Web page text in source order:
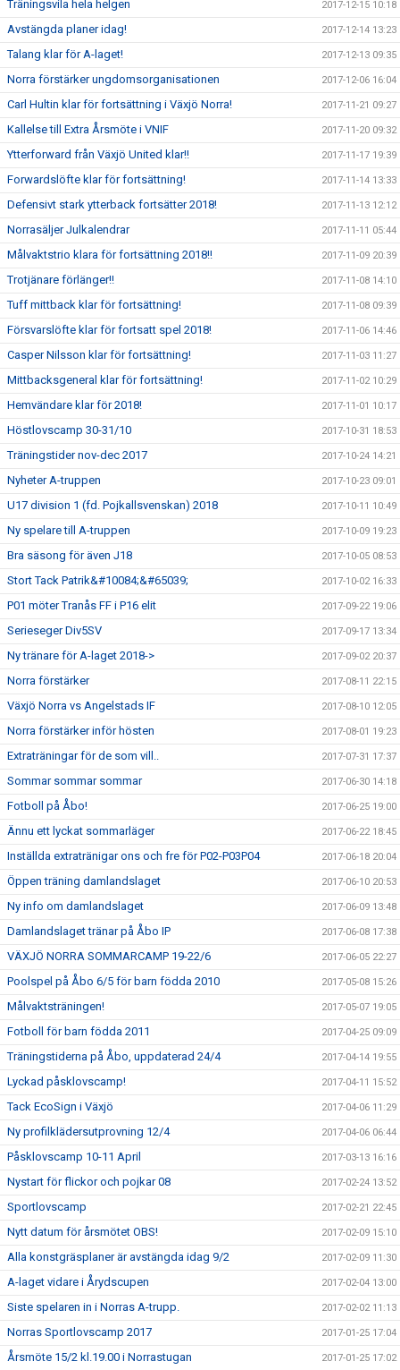
Träningsvila hela helgen 2017-12-15 10:18
Avstängda planer idag! 2017-12-14 13:23
Talang klar för A-laget! 2017-12-13 09:35
Norra förstärker ungdomsorganisationen 2017-12-06 16:04
Carl Hultin klar för fortsättning i Växjö Norra! 2017-11-21 09:27
Kallelse till Extra Årsmöte i VNIF 2017-11-20 09:32
Ytterforward från Växjö United klar!! 2017-11-17 19:39
Forwardslöfte klar för fortsättning! 2017-11-14 13:33
Defensivt stark ytterback fortsätter 2018! 2017-11-13 12:12
Norrasäljer Julkalendrar 2017-11-11 05:44
Målvaktstrio klara för fortsättning 2018!! 2017-11-09 20:39
Trotjänare förlänger!! 2017-11-08 14:10
Tuff mittback klar för fortsättning! 2017-11-08 09:39
Försvarslöfte klar för fortsatt spel 2018! 2017-11-06 14:46
Casper Nilsson klar för fortsättning! 2017-11-03 11:27
Mittbacksgeneral klar för fortsättning! 2017-11-02 10:29
Hemvändare klar för 2018! 2017-11-01 10:17
Höstlovscamp 30-31/10 2017-10-31 18:53
Träningstider nov-dec 2017 2017-10-24 14:21
Nyheter A-truppen 2017-10-23 09:01
U17 division 1 (fd. Pojkallsvenskan) 2018 2017-10-11 10:49
Ny spelare till A-truppen 2017-10-09 19:23
Bra säsong för även J18 2017-10-05 08:53
Stort Tack Patrik&#10084;&#65039; 2017-10-02 16:33
P01 möter Tranås FF i P16 elit 2017-09-22 19:06
Serieseger Div5SV 2017-09-17 13:34
Ny tränare för A-laget 2018-> 2017-09-02 20:37
Norra förstärker 2017-08-11 22:15
Växjö Norra vs Angelstads IF 2017-08-10 12:05
Norra förstärker inför hösten 2017-08-01 19:23
Extraträningar för de som vill.. 2017-07-31 17:37
Sommar sommar sommar 2017-06-30 14:18
Fotboll på Åbo! 2017-06-25 19:00
Ännu ett lyckat sommarläger 2017-06-22 18:45
Inställda extratränigar ons och fre för P02-P03P04 2017-06-18 20:04
Öppen träning damlandslaget 2017-06-10 20:53
Ny info om damlandslaget 2017-06-09 13:48
Damlandslaget tränar på Åbo IP 2017-06-08 17:38
VÄXJÖ NORRA SOMMARCAMP 19-22/6 2017-06-05 22:27
Poolspel på Åbo 6/5 för barn födda 2010 2017-05-08 15:26
Målvaktsträningen! 2017-05-07 19:05
Fotboll för barn födda 2011 2017-04-25 09:09
Träningstiderna på Åbo, uppdaterad 24/4 2017-04-14 19:55
Lyckad påsklovscamp! 2017-04-11 15:52
Tack EcoSign i Växjö 2017-04-06 11:29
Ny profilklädersutprovning 12/4 2017-04-06 06:44
Påsklovscamp 10-11 April 2017-03-13 16:16
Nystart för flickor och pojkar 08 2017-02-24 13:52
Sportlovscamp 2017-02-21 22:45
Nytt datum för årsmötet OBS! 2017-02-09 15:10
Alla konstgräsplaner är avstängda idag 9/2 2017-02-09 11:30
A-laget vidare i Årydscupen 2017-02-04 13:00
Siste spelaren in i Norras A-trupp. 2017-02-02 11:13
Norras Sportlovscamp 2017 2017-01-25 17:04
Årsmöte 15/2 kl.19.00 i Norrastugan 2017-01-25 17:02